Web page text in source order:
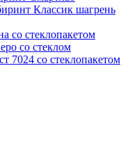
Классик шагрень
со стеклопакетом
со стеклом
7024 со стеклопакетом